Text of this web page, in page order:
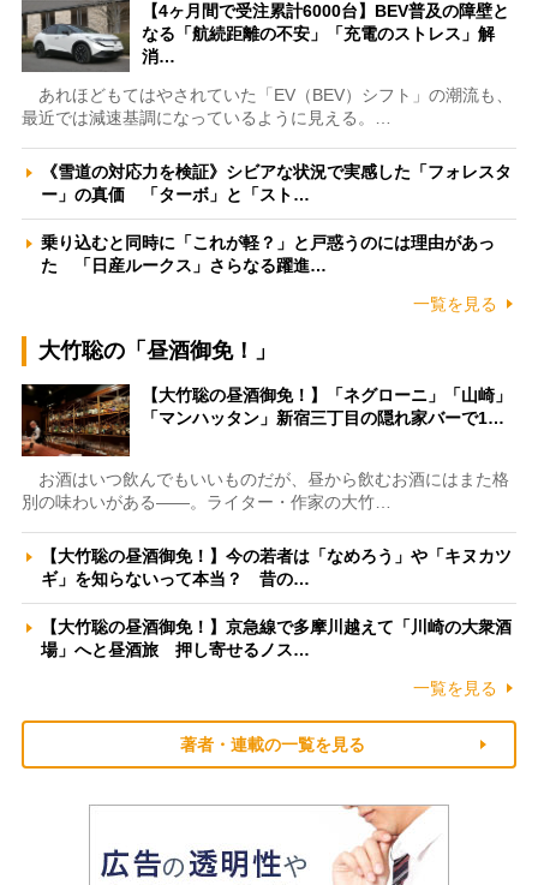
【4ヶ月間で受注累計6000台】BEV普及の障壁と
なる「航続距離の不安」「充電のストレス」解
消…
あれほどもてはやされていた「EV（BEV）シフト」の潮流も、
最近では減速基調になっているように見える。…
《雪道の対応力を検証》シビアな状況で実感した「フォレスタ
ー」の真価 「ターボ」と「スト…
乗り込むと同時に「これが軽？」と戸惑うのには理由があっ
た 「日産ルークス」さらなる躍進…
一覧を見る
大竹聡の「昼酒御免！」
【大竹聡の昼酒御免！】「ネグローニ」「山崎」
「マンハッタン」新宿三丁目の隠れ家バーで1…
お酒はいつ飲んでもいいものだが、昼から飲むお酒にはまた格
別の味わいがある――。ライター・作家の大竹…
【大竹聡の昼酒御免！】今の若者は「なめろう」や「キヌカツ
ギ」を知らないって本当？ 昔の…
【大竹聡の昼酒御免！】京急線で多摩川越えて「川崎の大衆酒
場」へと昼酒旅 押し寄せるノス…
一覧を見る
著者・連載の一覧を見る